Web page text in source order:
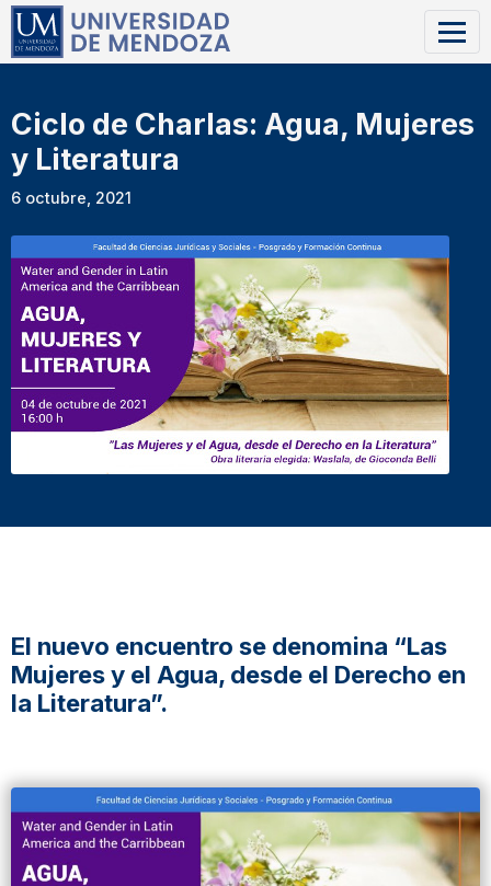
Ciclo de Charlas: Agua, Mujeres
y Literatura
6 octubre, 2021
El nuevo encuentro se denomina “Las
Mujeres y el Agua, desde el Derecho en
la Literatura”.